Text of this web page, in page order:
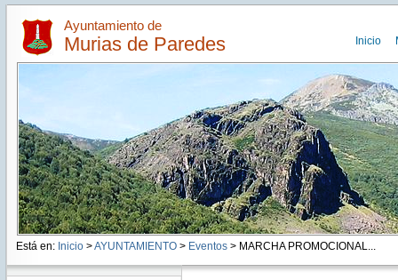
Ayuntamiento de
Murias de Paredes Inicio
Está en: Inicio >AYUNTAMIENTO> Eventos> MARCHA PROMOCIONAL...